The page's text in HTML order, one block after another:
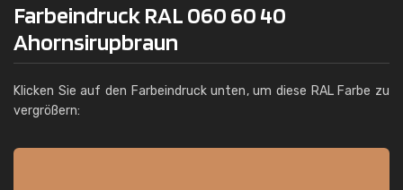
Farbeindruck RAL 060 60 40
Ahornsirupbraun
Klicken Sie auf den Farbeindruck unten, um diese RAL Farbe zu
vergrößern: